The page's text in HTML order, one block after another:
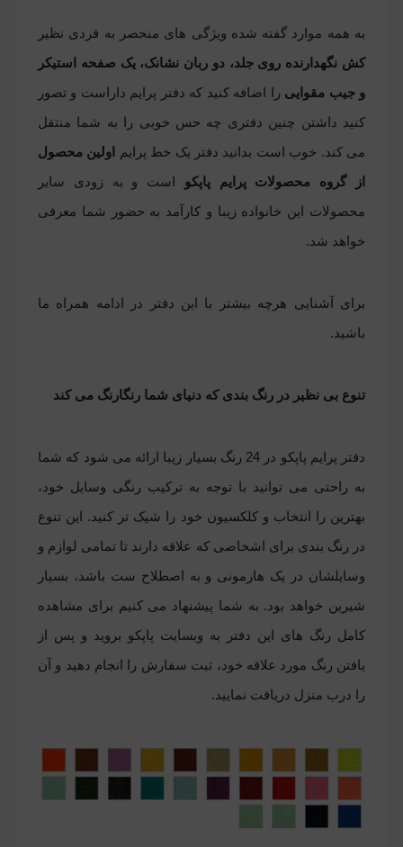
به همه موارد گفته شده ویژگی های منحصر به فردی نظیر
کش نگهدارنده روی جلد، دو ربان نشانک، یک صفحه استیکر
و جیب مقوایی را اضافه کنید که دفتر پرایم داراست و تصور
کنید داشتن چنین دفتری چه حس خوبی را به شما منتقل
می کند. خوب است بدانید دفتر یک خط پرایم
اولین محصول
از گروه محصولات پرایم پاپکو است و به زودی سایر
محصولات این خانواده زیبا و کارآمد به حضور شما معرفی
خواهد شد .
برای آشنایی هرچه بیشتر با این دفتر در ادامه همراه ما
باشید .
تنوع بی نظیر در رنگ بندی که دنیای شما رنگارنگ می کند
دفتر پرایم پاپکو در 24 رنگ بسیار زیبا ارائه می شود که شما
به راحتی می توانید با توجه به ترکیب رنگی وسایل خود،
بهترین را انتخاب و کلکسیون خود را شیک ‏تر کنید. این تنوع
در رنگ بندی برای اشخاصی که علاقه دارند تا تمامی لوازم و
وسایلشان در یک هارمونی و به اصطلاح ست باشد، بسیار
شیرین خواهد بود. به شما پیشنهاد می کنیم برای مشاهده
کامل رنگ های این دفتر به وبسایت پاپکو بروید و پس از
یافتن رنگ مورد علاقه خود، ثبت سفارش را انجام دهید و آن
را درب منزل دریافت نمایید .